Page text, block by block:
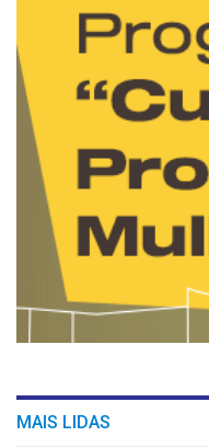
MAIS LIDAS